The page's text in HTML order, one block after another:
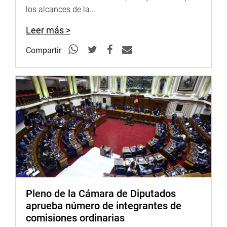
décadas escribieron con valor una de las páginas más
El tercer vicepresidente del Congreso, Alejandro Cavero,
participa en el homenaje por los XXVIII años de la operación
Chavín de Huantar, realizado en la sala Raúl Porras
Barrenechea. (Congreso de la República/VVásquez)
A su vez, el embajador del Perú en Japón, Tsuyoshi
Yamamoto, manifestó que hoy en el país se disfruta una
vida libre del terrorismo gracias a la dedicación y
los alcances de la...
Leer más >
Compartir
Pleno de la Cámara de Diputados
aprueba número de integrantes de
comisiones ordinarias